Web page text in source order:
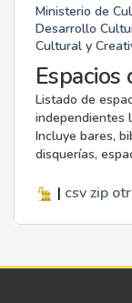
Ministerio de
Desarrollo
Cultural y
Listado de
independientes
Incluye bares,
disquerías,
| csv zip